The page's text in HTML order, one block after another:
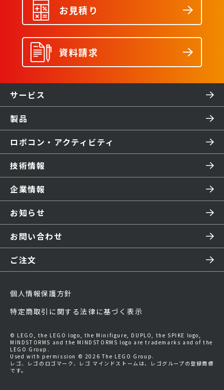
お見積り
資料請求
サービス
製品
ロボコン・アクティビティ
技術情報
企業情報
お知らせ
お問い合わせ
ご注文
個人情報保護方針
特定商取引に関する法律に基づく表示
© LEGO, the LEGO logo, the Minifigure, DUPLO, the SPIKE logo,
MINDSTORMS and the MINDSTORMS logo are trademarks and of the
LEGO Group.
Used with permission © 2026 The LEGO Group.
レゴ、レゴのロゴマーク、レゴ マインドストームは、レゴグループの登録商標
です。